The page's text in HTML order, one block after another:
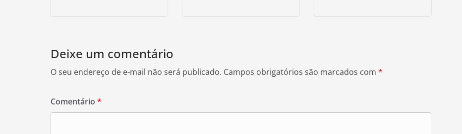
Deixe um comentário
O seu endereço de e-mail não será publicado. Campos obrigatórios são marcados com *
Comentário *